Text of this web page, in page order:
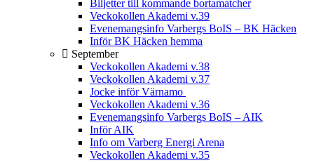
Biljetter till kommande bortamatcher
Veckokollen Akademi v.39
Evenemangsinfo Varbergs BoIS – BK Häcken
Inför BK Häcken hemma
September
Veckokollen Akademi v.38
Veckokollen Akademi v.37
Jocke inför Värnamo
Veckokollen Akademi v.36
Evenemangsinfo Varbergs BoIS – AIK
Inför AIK
Info om Varberg Energi Arena
Veckokollen Akademi v.35